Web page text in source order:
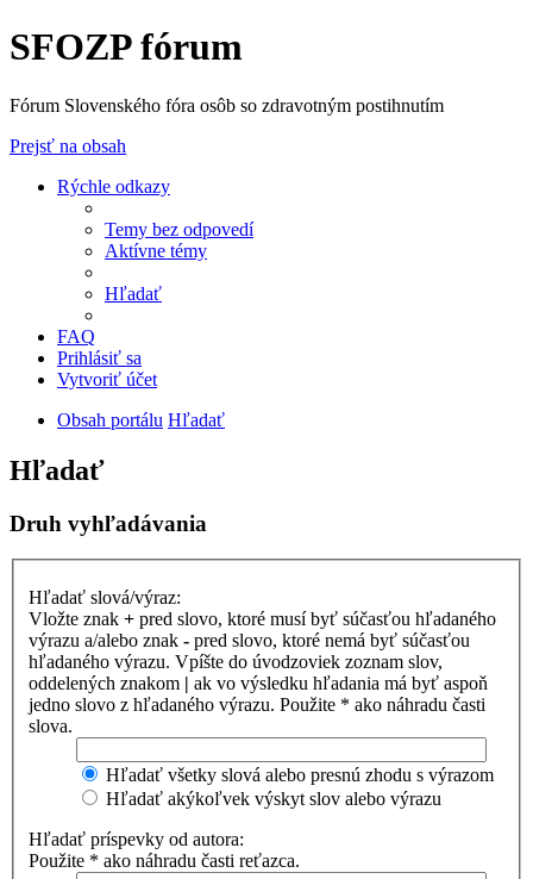
SFOZP fórum
Fórum Slovenského fóra osôb so zdravotným postihnutím
Prejsť na obsah
Rýchle odkazy
Temy bez odpovedí
Aktívne témy
Hľadať
FAQ
Prihlásiť sa
Vytvoriť účet
Obsah portálu Hľadať
Hľadať
Druh vyhľadávania
Hľadať slová/výraz:
Vložte znak + pred slovo, ktoré musí byť súčasťou hľadaného
výrazu a/alebo znak - pred slovo, ktoré nemá byť súčasťou
hľadaného výrazu. Vpíšte do úvodzoviek zoznam slov,
oddelených znakom | ak vo výsledku hľadania má byť aspoň
jedno slovo z hľadaného výrazu. Použite * ako náhradu časti
slova.
Hľadať všetky slová alebo presnú zhodu s výrazom
Hľadať akýkoľvek výskyt slov alebo výrazu
Hľadať príspevky od autora:
Použite * ako náhradu časti reťazca.